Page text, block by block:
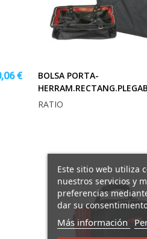
€
BOLSA PORTA-
RATIO
Este sitio web utiliza
nuestros servicios y
preferencias
dar su
Más información